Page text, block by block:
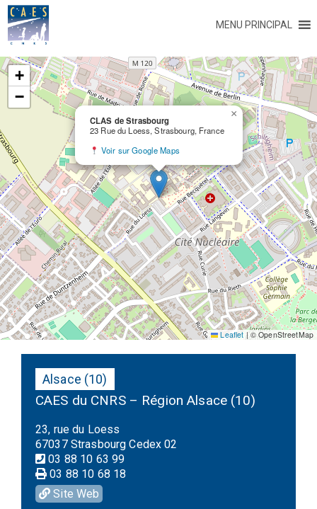
MENU PRINCIPAL
CLAS de Strasbourg
23 Rue du Loess, Strasbourg, France
Voir sur Google Maps
×
+
−
Leaflet |© OpenStreetMap
Alsace (10)
CAES du CNRS – Région Alsace (10)
23, rue du Loess
67037 Strasbourg Cedex 02
03 88 10 63 99
03 88 10 68 18
Site Web